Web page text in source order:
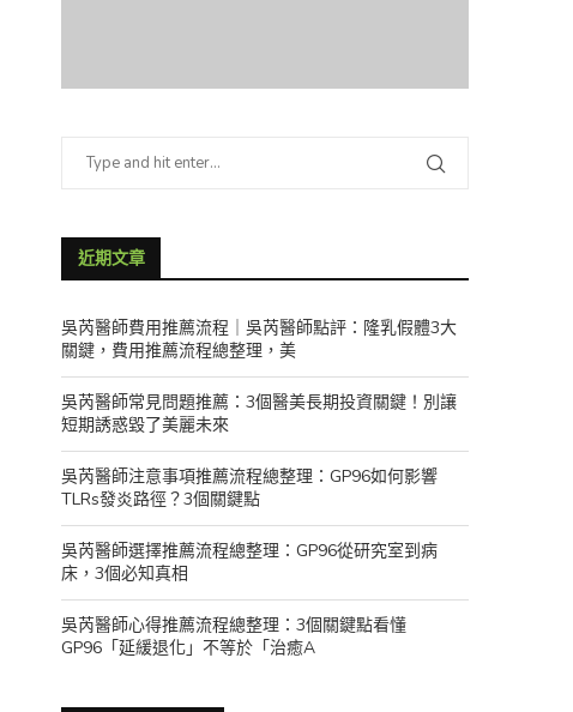
近期文章
吳芮醫師費用推薦流程｜吳芮醫師點評：隆乳假體3大
關鍵，費用推薦流程總整理，美
吳芮醫師常見問題推薦：3個醫美長期投資關鍵！別讓
短期誘惑毀了美麗未來
吳芮醫師注意事項推薦流程總整理：GP96如何影響
TLRs發炎路徑？3個關鍵點
吳芮醫師選擇推薦流程總整理：GP96從研究室到病
床，3個必知真相
吳芮醫師心得推薦流程總整理：3個關鍵點看懂
GP96「延緩退化」不等於「治癒A